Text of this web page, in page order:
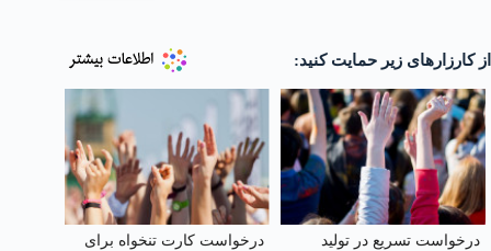
از کارزارهای زیر حمایت کنید:
درخواست تسریع در تولید
درخواست کارت تنخواه برای